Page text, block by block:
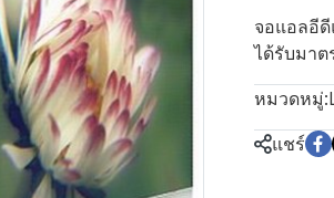
จอแอลอี
ได้รับมาต
หมวดหมู่:
แชร์